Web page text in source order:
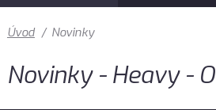
Úvod / Novinky
Novinky - Heavy - O